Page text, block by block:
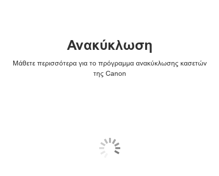
Ανακύκλωση
Μάθετε περισσότερα για το πρόγραμμα ανακύκλωσης κασετών
της Canon